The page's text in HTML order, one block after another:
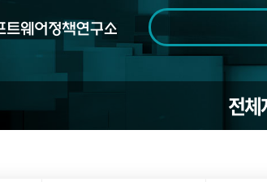
검색범위 전체
기간 전체 1일 1주
전